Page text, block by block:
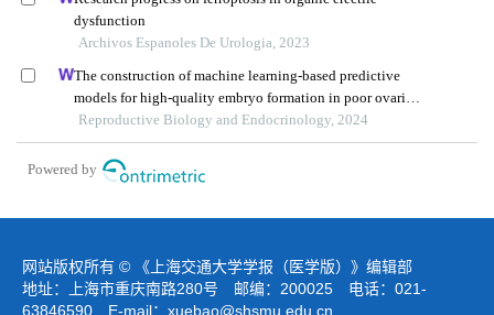
dysfunction
Archivos Espanoles De Urologia, 2023
The construction of machine learning-based predictive
models for high-quality embryo formation in poor ovarian
response patients with progestin-primed ovarian
stimulation
Reproductive Biology and Endocrinology, 2024
Powered by
网站版权所有 © 《上海交通大学学报（医学版）》编辑部
地址：上海市重庆南路280号 邮编：200025 电话：021-
63846590 E-mail： xuebao@shsmu.edu.cn